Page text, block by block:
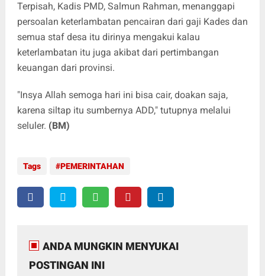
Terpisah, Kadis PMD, Salmun Rahman, menanggapi
persoalan keterlambatan pencairan dari gaji Kades dan
semua staf desa itu dirinya mengakui kalau
keterlambatan itu juga akibat dari pertimbangan
keuangan dari provinsi.
"Insya Allah semoga hari ini bisa cair, doakan saja,
karena siltap itu sumbernya ADD," tutupnya melalui
seluler. (BM)
Tags PEMERINTAHAN
ANDA MUNGKIN MENYUKAI
POSTINGAN INI